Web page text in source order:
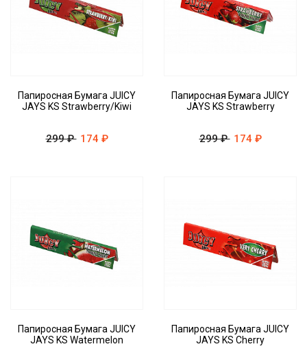
Папиросная Бумага JUICY
JAYS KS Strawberry/Kiwi
299 ₽ 174 ₽
Папиросная Бумага JUICY
JAYS KS Strawberry
299 ₽ 174 ₽
Папиросная Бумага JUICY
JAYS KS Watermelon
Папиросная Бумага JUICY
JAYS KS Cherry